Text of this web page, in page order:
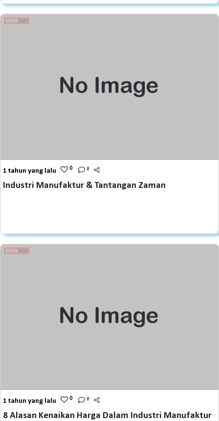
1 tahun yang lalu 0 0
Industri Manufaktur & Tantangan Zaman
1 tahun yang lalu 0 0
8 Alasan Kenaikan Harga Dalam Industri Manufaktur